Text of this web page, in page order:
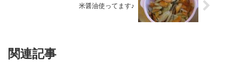
米醤油使ってます♪
関連記事